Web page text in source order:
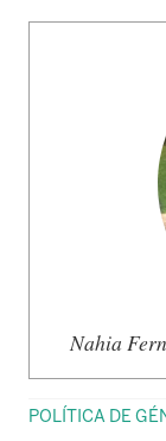
Nahia
POLÍTICA DE